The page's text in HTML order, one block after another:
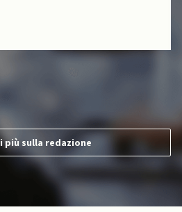
più sulla redazione